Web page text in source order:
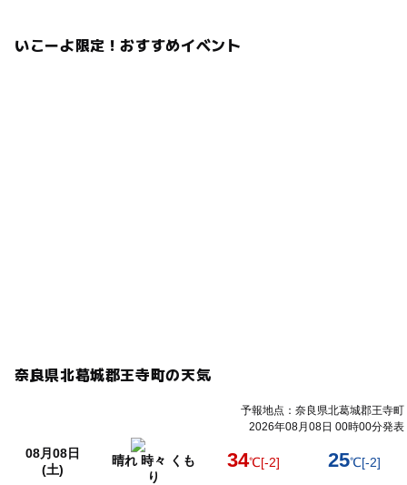
いこーよ限定！おすすめイベント
奈良県北葛城郡王寺町の天気
予報地点：奈良県北葛城郡王寺町
2026年08月08日 00時00分発表
08月08日
(土)
晴れ 時々 くも
り
34℃[-2] 25℃[-2]